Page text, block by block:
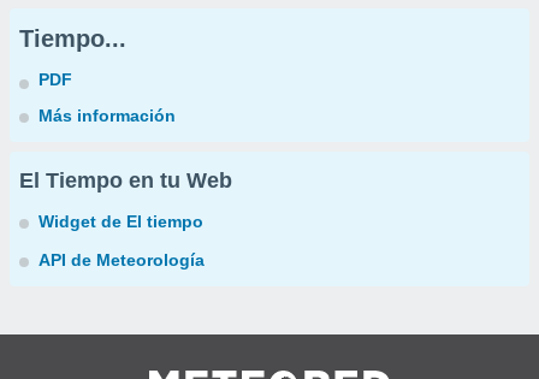
Tiempo...
PDF
Más información
El Tiempo en tu Web
Widget de El tiempo
API de Meteorología